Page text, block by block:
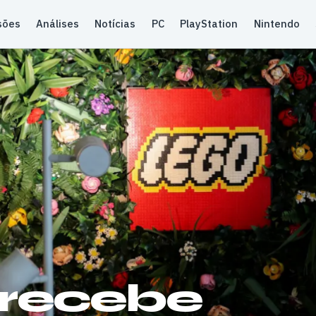
Análises Notícias PC PlayStation Nintendo